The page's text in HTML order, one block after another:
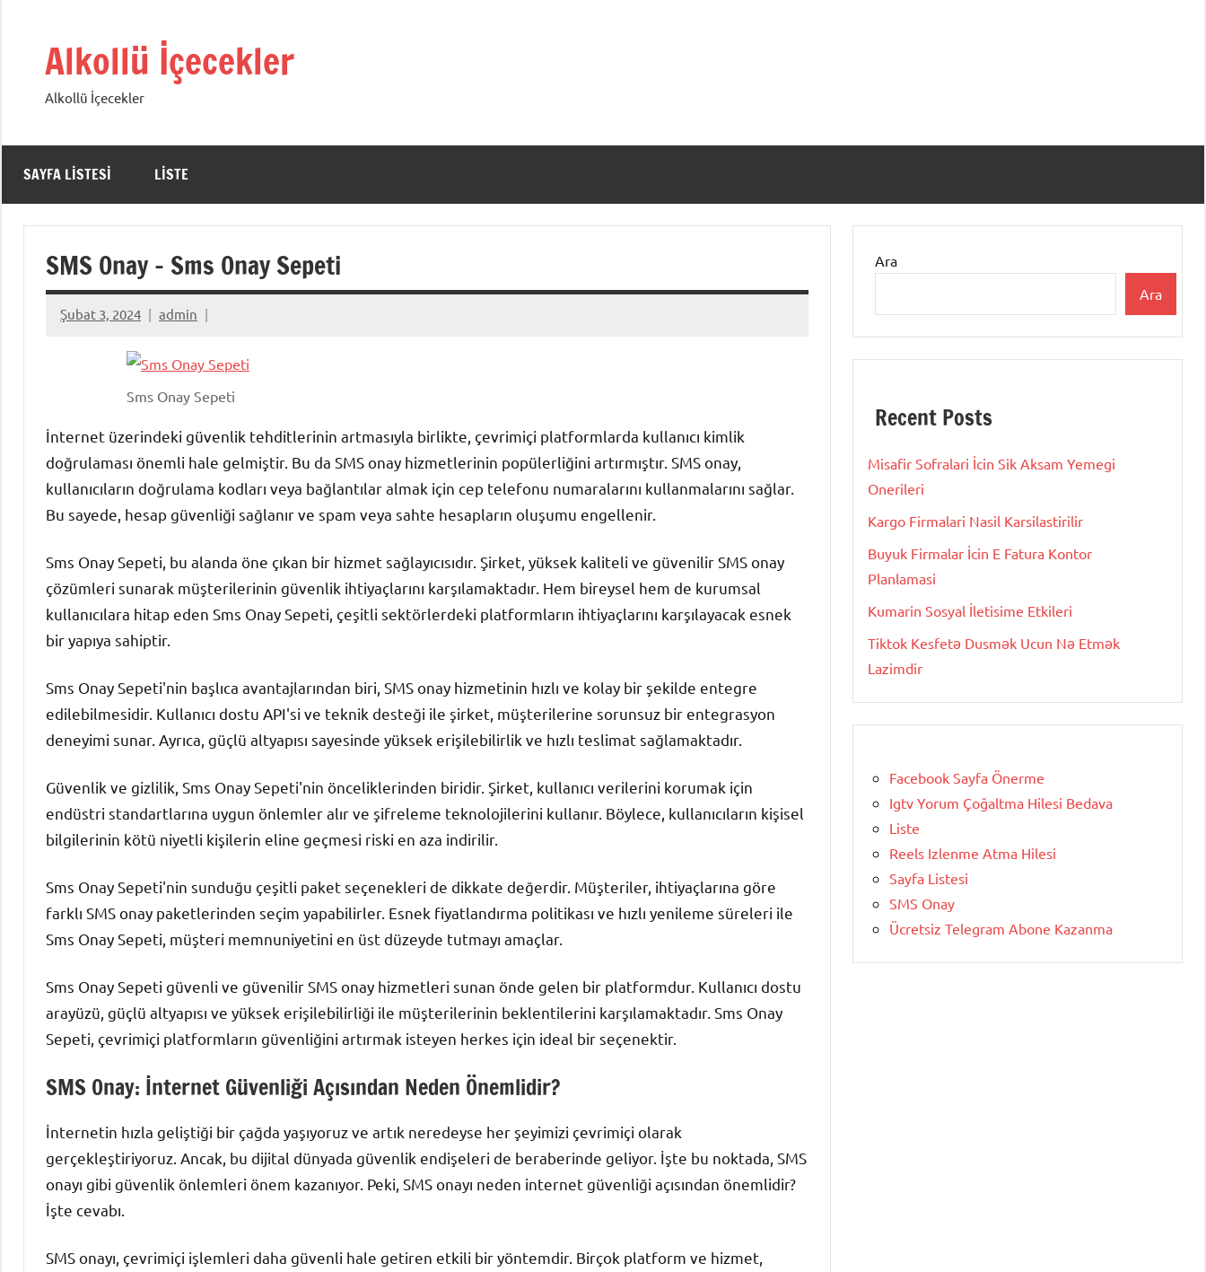
Alkollü İçecekler
Alkollü İçecekler
SAYFA LISTESI LISTE
SMS Onay – Sms Onay Sepeti
Şubat 3, 2024 admin
Sms Onay Sepeti
İnternet üzerindeki güvenlik tehditlerinin artmasıyla birlikte, çevrimiçi platformlarda kullanıcı kimlik
doğrulaması önemli hale gelmiştir. Bu da SMS onay hizmetlerinin popülerliğini artırmıştır. SMS onay,
kullanıcıların doğrulama kodları veya bağlantılar almak için cep telefonu numaralarını kullanmalarını sağlar.
Bu sayede, hesap güvenliği sağlanır ve spam veya sahte hesapların oluşumu engellenir.
Sms Onay Sepeti, bu alanda öne çıkan bir hizmet sağlayıcısıdır. Şirket, yüksek kaliteli ve güvenilir SMS onay
çözümleri sunarak müşterilerinin güvenlik ihtiyaçlarını karşılamaktadır. Hem bireysel hem de kurumsal
kullanıcılara hitap eden Sms Onay Sepeti, çeşitli sektörlerdeki platformların ihtiyaçlarını karşılayacak esnek
bir yapıya sahiptir.
Sms Onay Sepeti'nin başlıca avantajlarından biri, SMS onay hizmetinin hızlı ve kolay bir şekilde entegre
edilebilmesidir. Kullanıcı dostu API'si ve teknik desteği ile şirket, müşterilerine sorunsuz bir entegrasyon
deneyimi sunar. Ayrıca, güçlü altyapısı sayesinde yüksek erişilebilirlik ve hızlı teslimat sağlamaktadır.
Güvenlik ve gizlilik, Sms Onay Sepeti'nin önceliklerinden biridir. Şirket, kullanıcı verilerini korumak için
endüstri standartlarına uygun önlemler alır ve şifreleme teknolojilerini kullanır. Böylece, kullanıcıların kişisel
bilgilerinin kötü niyetli kişilerin eline geçmesi riski en aza indirilir.
Sms Onay Sepeti'nin sunduğu çeşitli paket seçenekleri de dikkate değerdir. Müşteriler, ihtiyaçlarına göre
farklı SMS onay paketlerinden seçim yapabilirler. Esnek fiyatlandırma politikası ve hızlı yenileme süreleri ile
Sms Onay Sepeti, müşteri memnuniyetini en üst düzeyde tutmayı amaçlar.
Sms Onay Sepeti güvenli ve güvenilir SMS onay hizmetleri sunan önde gelen bir platformdur. Kullanıcı dostu
arayüzü, güçlü altyapısı ve yüksek erişilebilirliği ile müşterilerinin beklentilerini karşılamaktadır. Sms Onay
Sepeti, çevrimiçi platformların güvenliğini artırmak isteyen herkes için ideal bir seçenektir.
SMS Onay: İnternet Güvenliği Açısından Neden Önemlidir?
İnternetin hızla geliştiği bir çağda yaşıyoruz ve artık neredeyse her şeyimizi çevrimiçi olarak
gerçekleştiriyoruz. Ancak, bu dijital dünyada güvenlik endişeleri de beraberinde geliyor. İşte bu noktada, SMS
onayı gibi güvenlik önlemleri önem kazanıyor. Peki, SMS onayı neden internet güvenliği açısından önemlidir?
İşte cevabı.
SMS onayı, çevrimiçi işlemleri daha güvenli hale getiren etkili bir yöntemdir. Birçok platform ve hizmet,
Ara
Ara
Recent Posts
Misafir Sofralari İcin Sik Aksam Yemegi
Onerileri
Kargo Firmalari Nasil Karsilastirilir
Buyuk Firmalar İcin E Fatura Kontor
Planlamasi
Kumarin Sosyal İletisime Etkileri
Tiktok Kesfetə Dusmək Ucun Nə Etmək
Lazimdir
Facebook Sayfa Önerme
Igtv Yorum Çoğaltma Hilesi Bedava
Liste
Reels Izlenme Atma Hilesi
Sayfa Listesi
SMS Onay
Ücretsiz Telegram Abone Kazanma